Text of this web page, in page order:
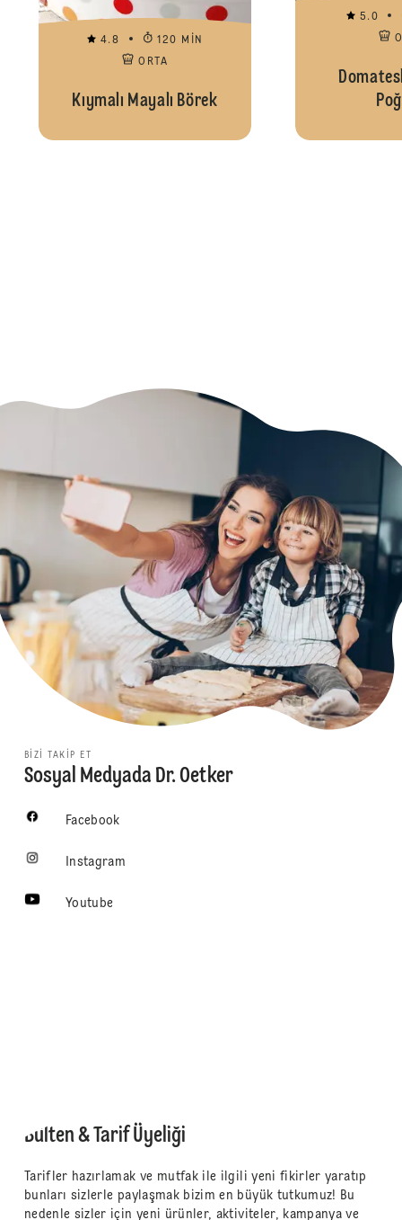
4.8
120 MIN
ORTA
Kıymalı Mayalı Börek
5.0
BIZI TAKIP ET
Sosyal Medyada Dr. Oetker
Facebook
Instagram
Youtube
Bülten & Tarif Üyeliği
Tarifler hazırlamak ve mutfak ile ilgili yeni fikirler yaratıp
bunları sizlerle paylaşmak bizim en büyük tutkumuz! Bu
nedenle sizler için yeni ürünler, aktiviteler, kampanya ve